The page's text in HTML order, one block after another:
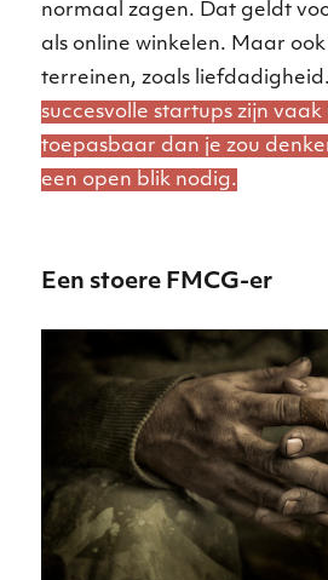
normaal zagen. Dat geldt
als online winkelen. Maar
terreinen, zoals liefdadigheid.
succesvolle startups zijn vaak
toepasbaar dan je zou
een open blik nodig.
Een stoere FMCG-er